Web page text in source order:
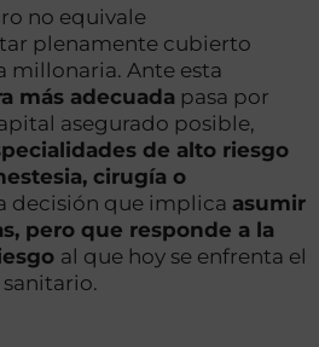
no equivale
plenamente cubierto
millonaria. Ante esta
más adecuada pasa por
asegurado posible,
de alto riesgo
cirugía o
decisión que implica asumir
pero que responde a la
al que hoy se enfrenta el